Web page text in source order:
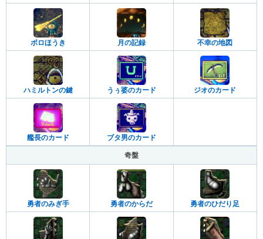
ボロほうき 月の記録 不幸の地図
ハミルトンの鍵 うぅ婆のカード ジオのカード
艦長のカード ブタ男のカード
奇盤
勇者のみぎ手 勇者のからだ 勇者のひだり足